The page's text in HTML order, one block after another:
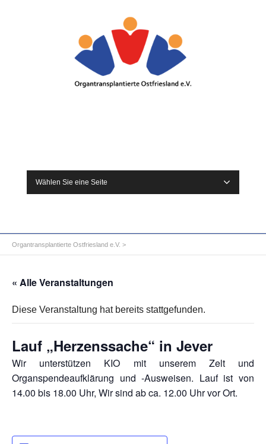
Wählen Sie eine Seite
Organtransplantierte Ostfriesland e.V. >
« Alle Veranstaltungen
Diese Veranstaltung hat bereits stattgefunden.
Lauf „Herzenssache“ in Jever
Wir unterstützen KIO mit unserem Zelt und
Organspendeaufklärung und -Ausweisen. Lauf ist von
14.00 bis 18.00 Uhr, Wir sind ab ca. 12.00 Uhr vor Ort.